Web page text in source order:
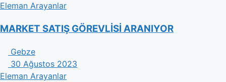
Eleman Arayanlar
MARKET SATIŞ GÖREVLİSİ ARANIYOR
Gebze
30 Ağustos 2023
Eleman Arayanlar